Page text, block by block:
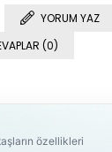
YORUM YAZ
(0)
özellikleri